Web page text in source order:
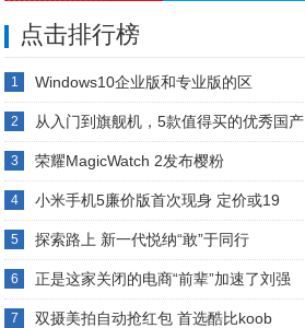
点击排行榜
1 Windows10企业版和专业版的区
2 从入门到旗舰机，5款值得买的优秀国产
3 荣耀MagicWatch 2发布樱粉
4 小米手机5廉价版首次现身 定价或19
5 探索路上 新一代悦纳“敢”于同行
6 正是这家关闭的电商“前辈”加速了刘强
7 双摄美拍自动抢红包 首选酷比koob